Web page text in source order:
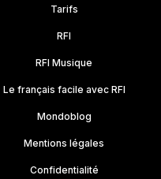
Tarifs
RFI
RFI Musique
Le français facile avec RFI
Mondoblog
Mentions légales
Confidentialité